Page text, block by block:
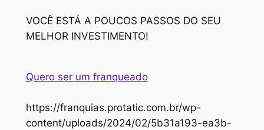
VOCÊ ESTÁ A POUCOS PASSOS DO SEU
MELHOR INVESTIMENTO!
Quero ser um franqueado
https://franquias.protatic.com.br/wp-
content/uploads/2024/02/5b31a193-ea3b-